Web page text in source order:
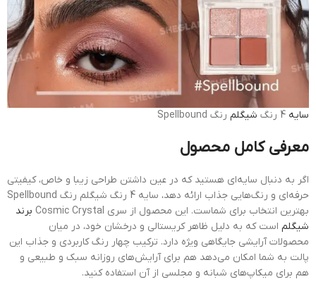
سایه شیگلم رنگ Spellbound
معرفی کامل محصول
اگر به دنبال سایه‌ای هستید که در عین داشتن طراحی زیبا و خاص، کیفیتی
حرفه‌ای و رنگ‌هایی جذاب ارائه دهد، سایه 4 رنگ شیگلم رنگ Spellbound
بهترین انتخاب برای شماست. این محصول از سری Cosmic Crystal
برند
شیگلم است که به دلیل ظاهر کریستالی و درخشان خود، در میان
محصولات آرایشی جایگاهی ویژه دارد. ترکیب چهار رنگ کاربردی و جذاب این
پالت به شما امکان می‌دهد هم برای آرایش‌های روزانه سبک و طبیعی و
هم برای میکاپ‌های شبانه و مجلسی از آن استفاده کنید.